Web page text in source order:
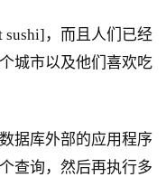
sushi]，而且人们已经
城市以及他们喜欢吃
据库外部的应用程序
查询，然后再执行多